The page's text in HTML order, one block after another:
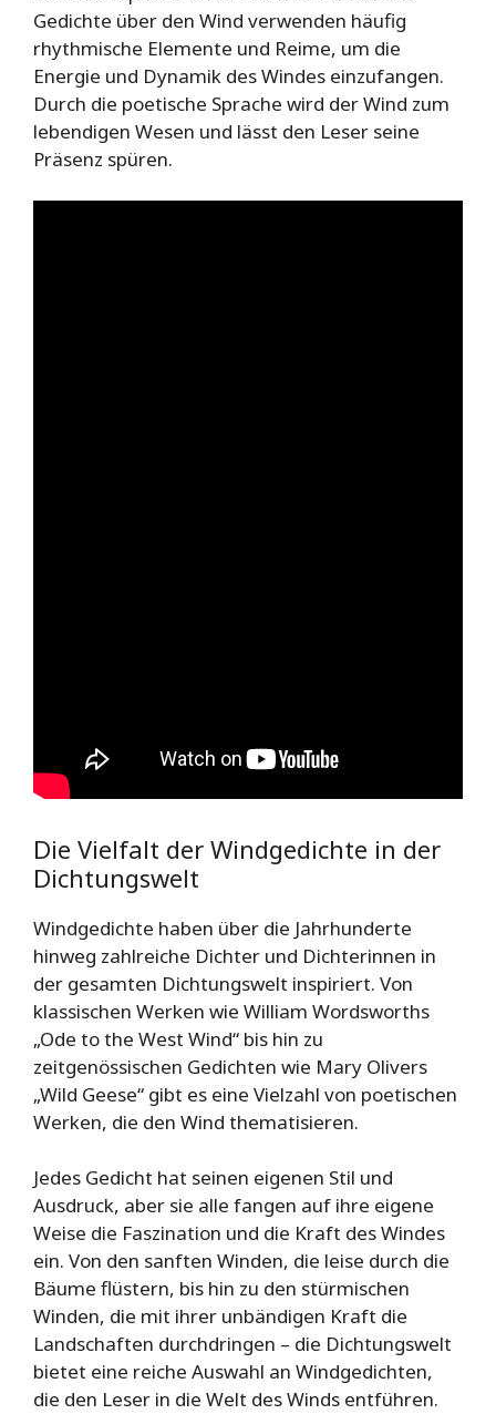
Gedichte über den Wind verwenden häufig
rhythmische Elemente und Reime, um die
Energie und Dynamik des Windes einzufangen.
Durch die poetische Sprache wird der Wind zum
lebendigen Wesen und lässt den Leser seine
Präsenz spüren.
Die Vielfalt der Windgedichte in der
Dichtungswelt
Windgedichte haben über die Jahrhunderte
hinweg zahlreiche Dichter und Dichterinnen in
der gesamten Dichtungswelt inspiriert. Von
klassischen Werken wie William Wordsworths
„Ode to the West Wind“ bis hin zu
zeitgenössischen Gedichten wie Mary Olivers
„Wild Geese“ gibt es eine Vielzahl von poetischen
Werken, die den Wind thematisieren.
Jedes Gedicht hat seinen eigenen Stil und
Ausdruck, aber sie alle fangen auf ihre eigene
Weise die Faszination und die Kraft des Windes
ein. Von den sanften Winden, die leise durch die
Bäume flüstern, bis hin zu den stürmischen
Winden, die mit ihrer unbändigen Kraft die
Landschaften durchdringen – die Dichtungswelt
bietet eine reiche Auswahl an Windgedichten,
die den Leser in die Welt des Winds entführen.